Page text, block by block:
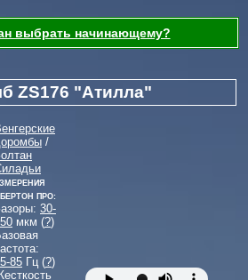
выбрать начинающему?
ZS176 "Атилла"
/
Про:
30-
мкм (?)
85 Гц (?)